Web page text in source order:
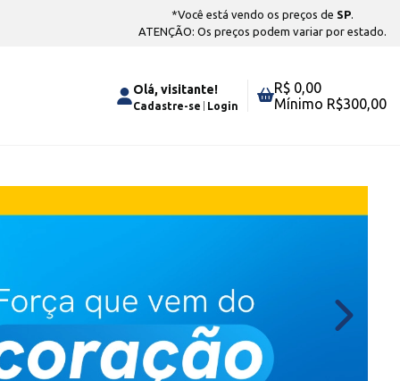
*Você está vendo os preços de SP.
ATENÇÃO: Os preços podem variar por estado.
Olá, visitante!
Cadastre-se Login
R$ 0,00
Mínimo R$300,00